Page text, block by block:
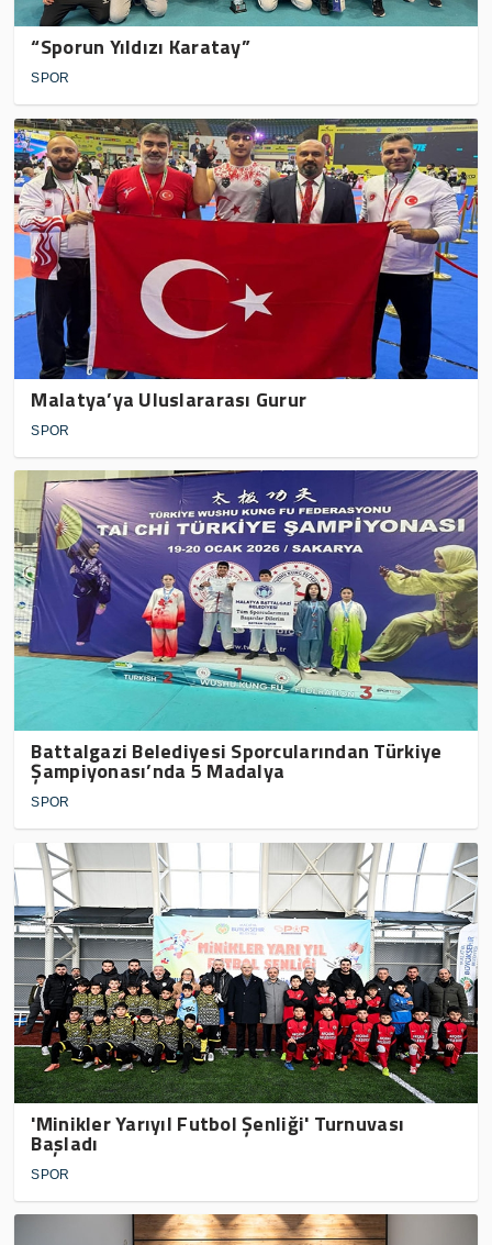
“Sporun Yıldızı Karatay”
SPOR
Malatya’ya Uluslararası Gurur
SPOR
Battalgazi Belediyesi Sporcularından Türkiye
Şampiyonası’nda 5 Madalya
SPOR
'Minikler Yarıyıl Futbol Şenliği' Turnuvası
Başladı
SPOR